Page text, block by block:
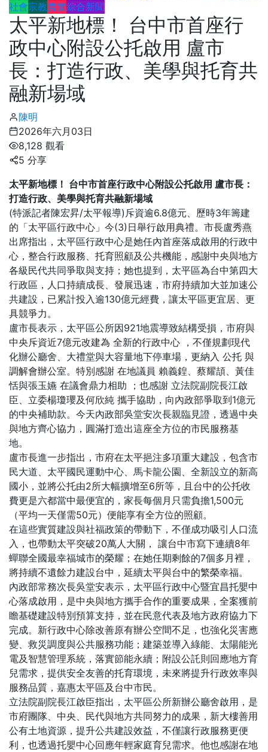
社會宗教農業綜合新聞
太平新地標！ 台中市首座行
政中心附設公托啟用 盧市
長：打造行政、美學與托育共
融新場域
陳明
2026年六月03日
8,128 觀看
5 分享
太平新地標！ 台中市首座行政中心附設公托啟用 盧市長：
打造行政、美學與托育共融新場域
(特派記者陳宏昇/太平報導)斥資逾6.8億元、歷時3年籌建
的「太平區行政中心」今(3)日舉行啟用典禮。市長盧秀燕
出席指出，太平區行政中心是她任內首座落成啟用的行政中
心，整合行政服務、托育照顧及公共機能，感謝中央與地方
各級民代共同爭取與支持；她也提到，太平區為台中第四大
行政區，人口持續成長、發展迅速，市府持續加大並加速公
共建設，已累計投入逾130億元經費，讓太平區更宜居、更
具競爭力。
盧市長表示，太平區公所因921地震導致結構受損，市府與
中央斥資近7億元改建為 全新的行政中心 ，不僅規劃現代
化辦公廳舍、大禮堂與大容量地下停車場，更納入 公托 與
調解會辦公室。特別感謝 在地議員 賴義鍠、蔡耀頡、黃佳
恬與張玉嬿 在議會鼎力相助 ；也感謝 立法院副院長江啟
臣、立委楊瓊瓔及何欣純 攜手協助，向內政部爭取到1億元
的中央補助款。今天內政部吳堂安次長親臨見證，透過中央
與地方齊心協力，圓滿打造出這座全方位的市民服務基
地。
盧市長進一步指出，市府在太平挹注多項重大建設，包含市
民大道、太平國民運動中心、馬卡龍公園、全新設立的新高
國小，並將公托由2所大幅擴增至6所等，且台中的公托收
費更是六都當中最便宜的，家長每個月只需負擔1,500元
（平均一天僅需50元）便能享有全方位的照顧。
在這些實質建設與社福政策的帶動下，不僅成功吸引人口流
入，也帶動太平突破20萬人大關， 讓台中市寫下連續8年
蟬聯全國最幸福城市的榮耀；在她任期剩餘的7個多月裡，
將持續不遺餘力建設台中，延續太平與台中的繁榮幸福。
內政部常務次長吳堂安表示，太平區行政中心暨宜昌托嬰中
心落成啟用，是中央與地方攜手合作的重要成果，全案獲前
瞻基礎建設特別預算支持，並在民意代表及地方政府協力下
完成。新行政中心除改善原有辦公空間不足，也強化災害應
變、救災調度與公共服務功能；建築並導入綠能、太陽能光
電及智慧管理系統，落實節能永續；附設公託則回應地方育
兒需求，提供安全友善的托育環境，未來將提升行政效率與
服務品質，嘉惠太平區及台中市民。
立法院副院長江啟臣指出，太平區公所新辦公廳舍啟用，是
市府團隊、中央、民代與地方共同努力的成果，新大樓善用
公有土地資源，提升公共建設效益，不僅讓行政服務更便
利，也透過托嬰中心回應年輕家庭育兒需求。他也感謝在地